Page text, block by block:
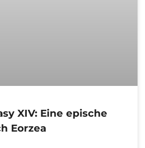
XIV: Eine epische
Eorzea